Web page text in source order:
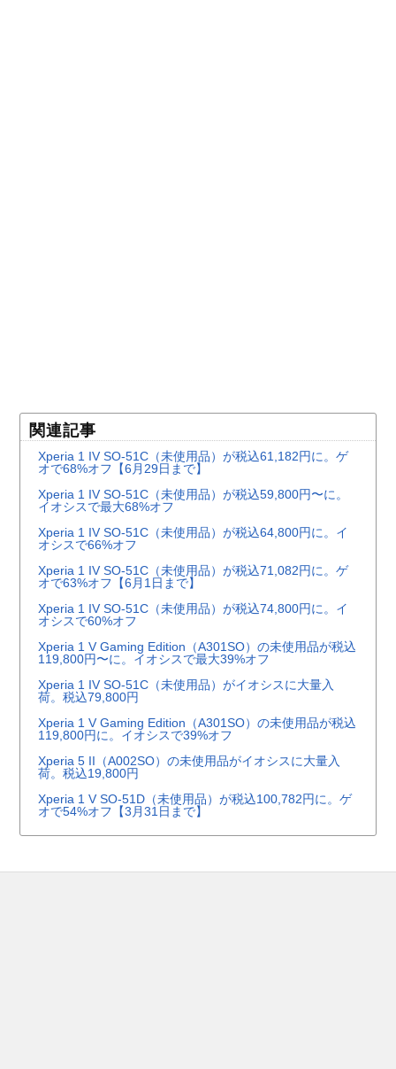
関連記事
Xperia 1 IV SO-51C（未使用品）が税込61,182円に。ゲ
オで68%オフ【6月29日まで】
Xperia 1 IV SO-51C（未使用品）が税込59,800円〜に。
イオシスで最大68%オフ
Xperia 1 IV SO-51C（未使用品）が税込64,800円に。イ
オシスで66%オフ
Xperia 1 IV SO-51C（未使用品）が税込71,082円に。ゲ
オで63%オフ【6月1日まで】
Xperia 1 IV SO-51C（未使用品）が税込74,800円に。イ
オシスで60%オフ
Xperia 1 V Gaming Edition（A301SO）の未使用品が税込
119,800円〜に。イオシスで最大39%オフ
Xperia 1 IV SO-51C（未使用品）がイオシスに大量入
荷。税込79,800円
Xperia 1 V Gaming Edition（A301SO）の未使用品が税込
119,800円に。イオシスで39%オフ
Xperia 5 II（A002SO）の未使用品がイオシスに大量入
荷。税込19,800円
Xperia 1 V SO-51D（未使用品）が税込100,782円に。ゲ
オで54%オフ【3月31日まで】